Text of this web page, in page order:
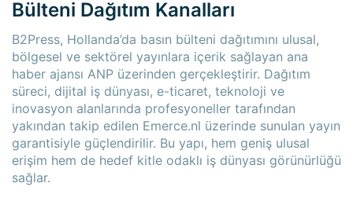
Bülteni Dağıtım Kanalları
B2Press, Hollanda’da basın bülteni dağıtımını ulusal,
bölgesel ve sektörel yayınlara içerik sağlayan ana
haber ajansı ANP üzerinden gerçekleştirir. Dağıtım
süreci, dijital iş dünyası, e-ticaret, teknoloji ve
inovasyon alanlarında profesyoneller tarafından
yakından takip edilen Emerce.nl üzerinde sunulan yayın
garantisiyle güçlendirilir. Bu yapı, hem geniş ulusal
erişim hem de hedef kitle odaklı iş dünyası görünürlüğü
sağlar.